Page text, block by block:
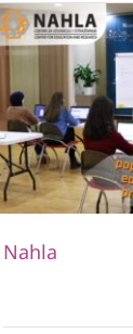
Nahla